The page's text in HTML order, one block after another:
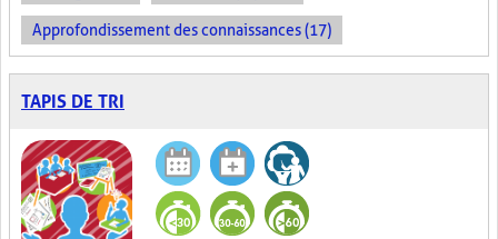
Approfondissement des connaissances (17)
TAPIS DE TRI